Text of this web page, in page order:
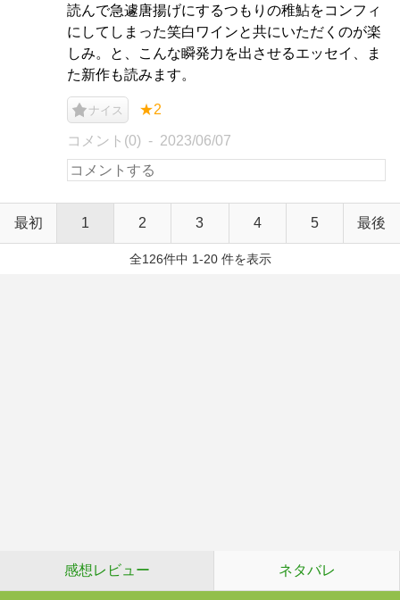
読んで急遽唐揚げにするつもりの稚鮎をコンフィ
にしてしまった笑白ワインと共にいただくのが楽
しみ。と、こんな瞬発力を出させるエッセイ、ま
た新作も読みます。
ナイス ★2
コメント(0) 2023/06/07
最初 1 2 3 4 5 最後
全126件中 1-20 件を表示
感想レビュー ネタバレ